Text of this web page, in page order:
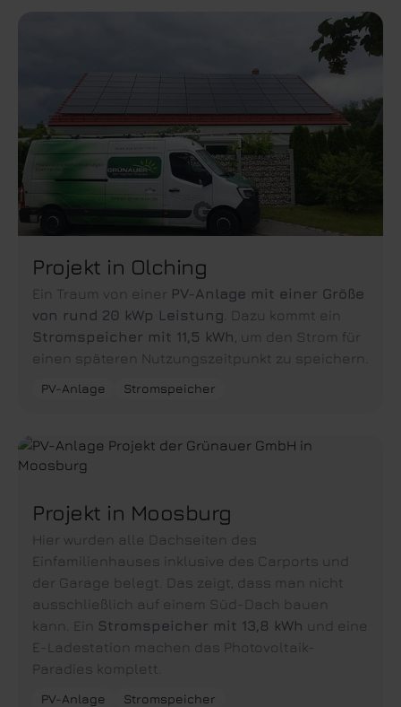
Projekt in Olching
Ein Traum von einer PV-Anlage mit einer Größe
von rund 20 kWp Leistung . Dazu kommt ein
Stromspeicher mit 11,5 kWh
, um den Strom für
einen späteren Nutzungszeitpunkt zu speichern.
PV-Anlage Stromspeicher
Projekt in Moosburg
Hier wurden alle Dachseiten des
Einfamilienhauses inklusive des Carports und
der Garage belegt. Das zeigt, dass man nicht
ausschließlich auf einem Süd-Dach bauen
kann. Ein Stromspeicher mit 13,8 kWh
und eine
E-Ladestation machen das Photovoltaik-
Paradies komplett.
PV-Anlage
Stromspeicher